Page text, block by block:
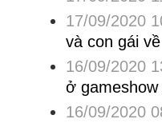
17/09/2020
và con gái
16/09/2020
ở gameshow
16/09/2020